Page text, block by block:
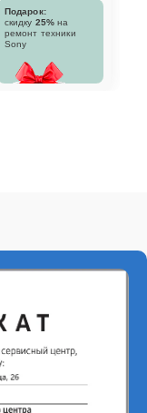
Подарок:
скидку 25% на
ремонт техники
Sony